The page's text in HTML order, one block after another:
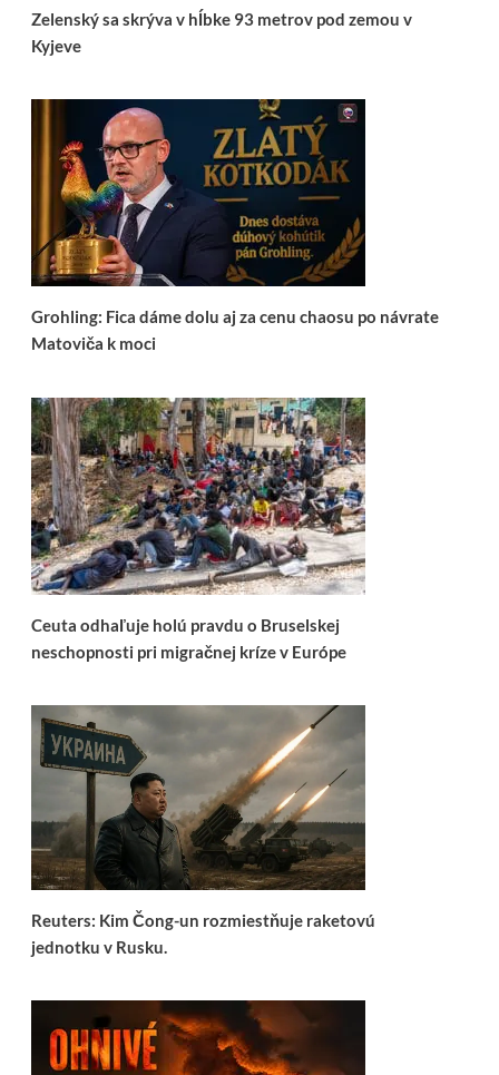
Zelenský sa skrýva v hĺbke 93 metrov pod zemou v
Kyjeve
Grohling: Fica dáme dolu aj za cenu chaosu po návrate
Matoviča k moci
Ceuta odhaľuje holú pravdu o Bruselskej
neschopnosti pri migračnej kríze v Európe
Reuters: Kim Čong-un rozmiestňuje raketovú
jednotku v Rusku.